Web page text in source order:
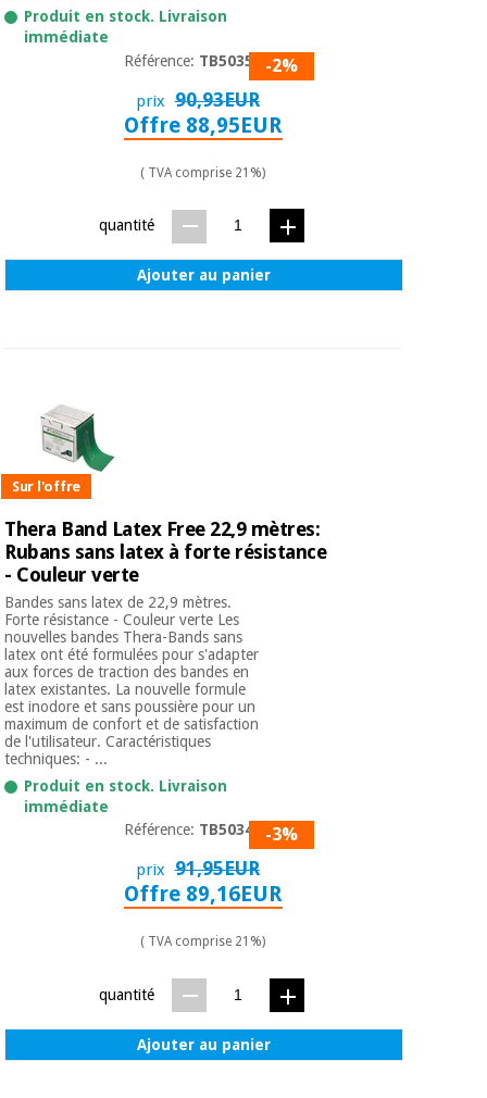
Produit en stock. Livraison
immédiate
Référence: TB50354 -2%
prix 90,93EUR
Offre 88,95EUR
( TVA comprise 21%)
quantité
Ajouter au panier
Sur l'offre
Thera Band Latex Free 22,9 mètres:
Rubans sans latex à forte résistance
- Couleur verte
Bandes sans latex de 22,9 mètres.
Forte résistance - Couleur verte Les
nouvelles bandes Thera-Bands sans
latex ont été formulées pour s'adapter
aux forces de traction des bandes en
latex existantes. La nouvelle formule
est inodore et sans poussière pour un
maximum de confort et de satisfaction
de l'utilisateur. Caractéristiques
techniques: - ...
Produit en stock. Livraison
immédiate
Référence: TB50344 -3%
prix 91,95EUR
Offre 89,16EUR
( TVA comprise 21%)
quantité
Ajouter au panier